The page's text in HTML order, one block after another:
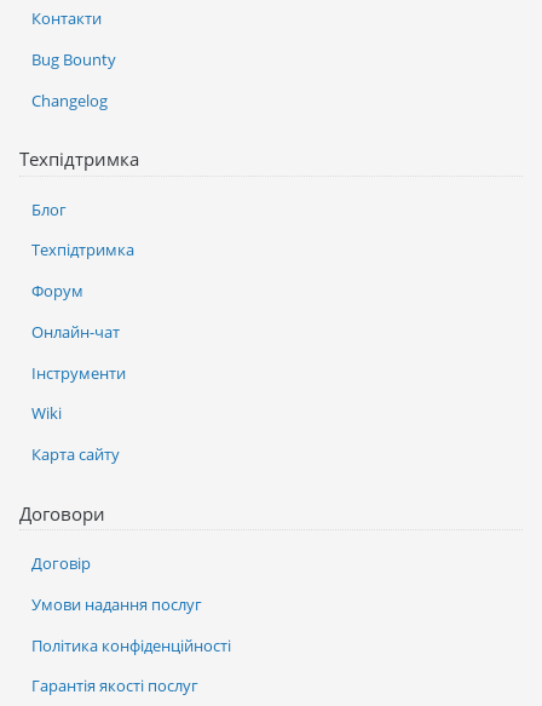
Контакти
Bug Bounty
Changelog
Техпідтримка
Блог
Техпідтримка
Форум
Онлайн-чат
Інструменти
Wiki
Карта сайту
Договори
Договір
Умови надання послуг
Політика конфіденційності
Гарантія якості послуг